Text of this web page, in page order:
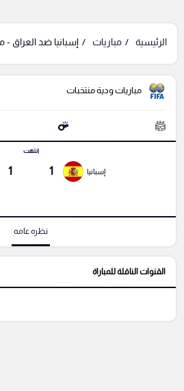
الرئيسية مباريات إسبانيا ضد العراق -
مباريات ودية منتخبات
إسبانيا 1
انتهت
1
نظره عامه
القنوات الناقلة للمباراة